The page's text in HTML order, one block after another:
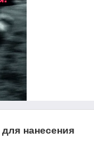
нанесения